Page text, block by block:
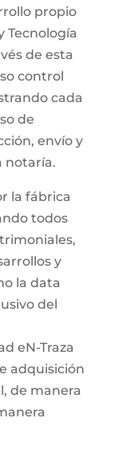
propio
Tecnología
de esta
control
cada
de
envío y
notaría.
la fábrica
todos
y
la data
del
eN-Traza
adquisición
de manera